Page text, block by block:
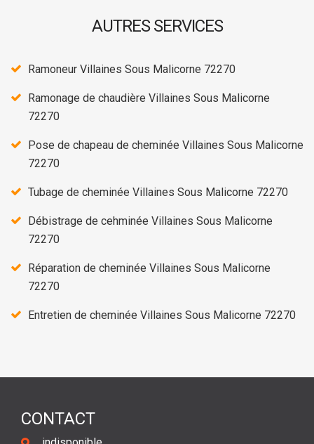
AUTRES SERVICES
Ramoneur Villaines Sous Malicorne 72270
Ramonage de chaudière Villaines Sous Malicorne
72270
Pose de chapeau de cheminée Villaines Sous Malicorne
72270
Tubage de cheminée Villaines Sous Malicorne 72270
Débistrage de cehminée Villaines Sous Malicorne
72270
Réparation de cheminée Villaines Sous Malicorne
72270
Entretien de cheminée Villaines Sous Malicorne 72270
CONTACT